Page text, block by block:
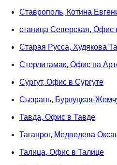
Ставрополь, Котина
станица Северская, Офис
Старая Русса, Худякова
Стерлитамак, Офис на
Сургут, Офис в Сургуте
Сызрань, Бурлуцкая-
Тавда, Офис в Тавде
Таганрог, Медведева
Талица, Офис в Талице